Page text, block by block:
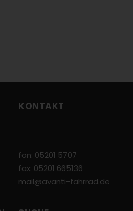
KONTAKT
fon: 05201 5707
fax: 05201 665136
mail@avanti-fahrrad.de